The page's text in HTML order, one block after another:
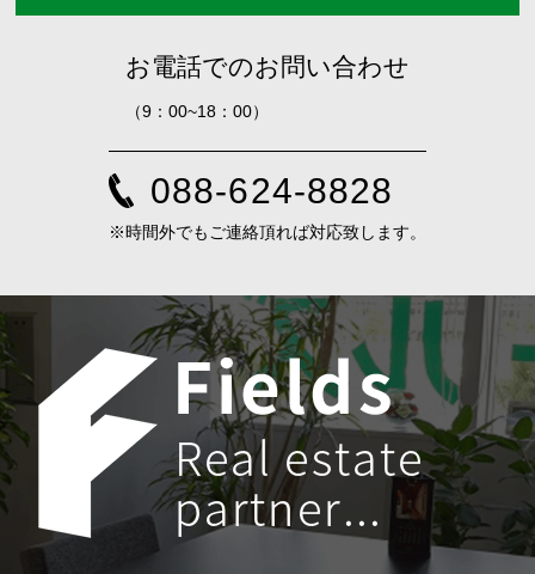
お電話でのお問い合わせ
（9：00~18：00）
088-624-8828
※時間外でもご連絡頂れば対応致します。